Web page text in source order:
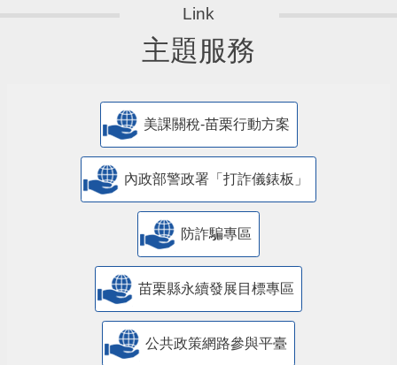
主題服務
美課關稅-苗栗行動方案
內政部警政署「打詐儀錶板」
防詐騙專區
苗栗縣永續發展目標專區
公共政策網路參與平臺